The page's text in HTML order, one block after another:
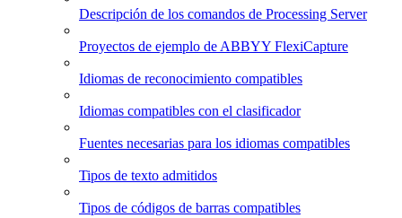
Descripción de los comandos de Processing Server
Proyectos de ejemplo de ABBYY FlexiCapture
Idiomas de reconocimiento compatibles
Idiomas compatibles con el clasificador
Fuentes necesarias para los idiomas compatibles
Tipos de texto admitidos
Tipos de códigos de barras compatibles